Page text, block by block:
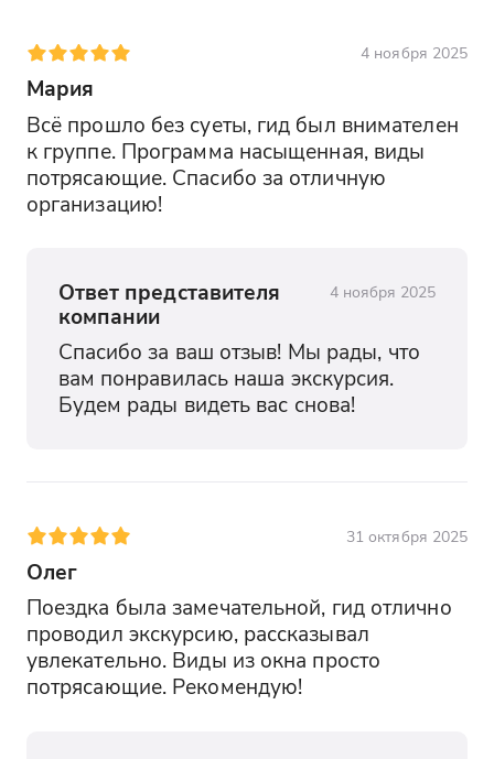
4 ноября 2025
Мария
Всё прошло без суеты, гид был внимателен
к группе. Программа насыщенная, виды
потрясающие. Спасибо за отличную
организацию!
Ответ представителя
компании
4 ноября 2025
Спасибо за ваш отзыв! Мы рады, что
вам понравилась наша экскурсия.
Будем рады видеть вас снова!
31 октября 2025
Олег
Поездка была замечательной, гид отлично
проводил экскурсию, рассказывал
увлекательно. Виды из окна просто
потрясающие. Рекомендую!